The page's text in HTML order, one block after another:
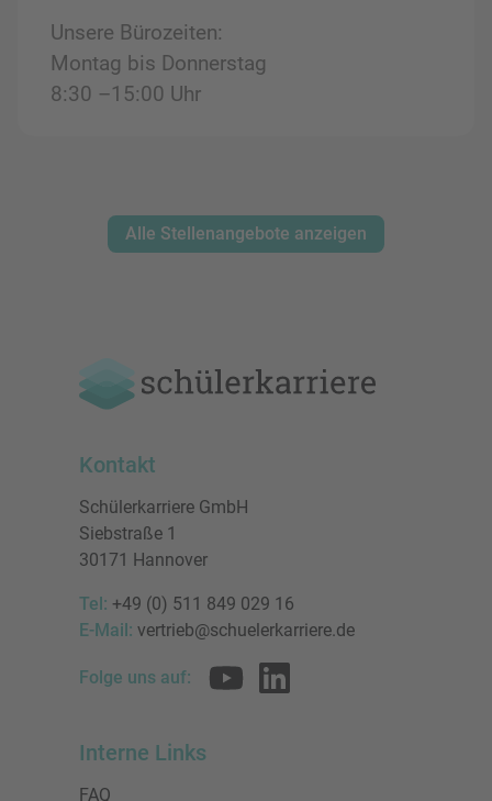
Unsere Bürozeiten:
Montag bis Donnerstag
8:30 –15:00 Uhr
Alle Stellenangebote anzeigen
Kontakt
Schülerkarriere GmbH
Siebstraße 1
30171 Hannover
Tel: +49 (0) 511 849 029 16
E-Mail: vertrieb@schuelerkarriere.de
Folge uns auf:
Interne Links
FAQ